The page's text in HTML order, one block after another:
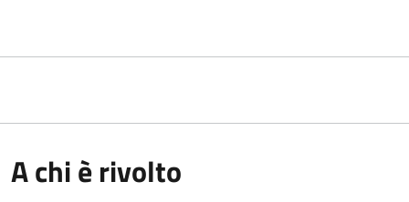
A chi è rivolto